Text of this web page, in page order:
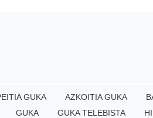
GUKA AZKOITIA GUKA
GUKA
GUKA TELEBISTA